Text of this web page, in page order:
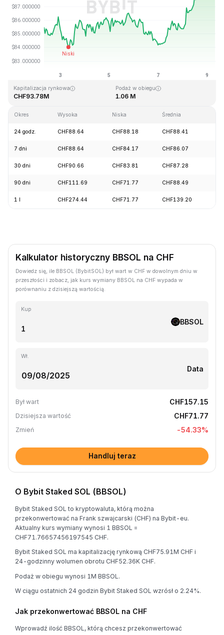
Ostatnia aktualizacja strony: 2026-08-09, 08:19 GMT+0
Historyczne maksimum
Kapitalizacja rynkowa
CHF93.78M
Podaż w obiegu
1.06 M
Okres Wysoka Niska Średnia
24 godz. CHF88.64 CHF88.18 CHF88.41
7 dni CHF88.64 CHF84.17 CHF86.07
30 dni CHF90.66 CHF83.81 CHF87.28
90 dni CHF111.69 CHF71.77 CHF88.49
1 l CHF274.44 CHF71.77 CHF139.20
Kalkulator historyczny BBSOL na CHF
Dowiedz się, ile BBSOL (BybitSOL) był wart w CHF w dowolnym dniu w
przeszłości i zobacz, jak kurs wymiany BBSOL na CHF wypada w
porównaniu z dzisiejszą wartością.
Kup
BBSOL
Wł.
Data
Był wart CHF157.15
Dzisiejsza wartość CHF71.77
Zmień -54.33%
Handluj teraz
O Bybit Staked SOL (BBSOL)
Bybit Staked SOL to kryptowaluta, którą można
przekonwertować na Frank szwajcarski (CHF) na Bybit-eu.
Aktualny kurs wymiany wynosi 1 BBSOL =
CHF71.76657456197545 CHF.
Bybit Staked SOL ma kapitalizację rynkową CHF75.91M CHF i
24-godzinny wolumen obrotu CHF52.36K CHF.
Podaż w obiegu wynosi 1M BBSOL.
W ciągu ostatnich 24 godzin Bybit Staked SOL wzrósł o 2.24%.
Jak przekonwertować BBSOL na CHF
Wprowadź ilość BBSOL, którą chcesz przekonwertować